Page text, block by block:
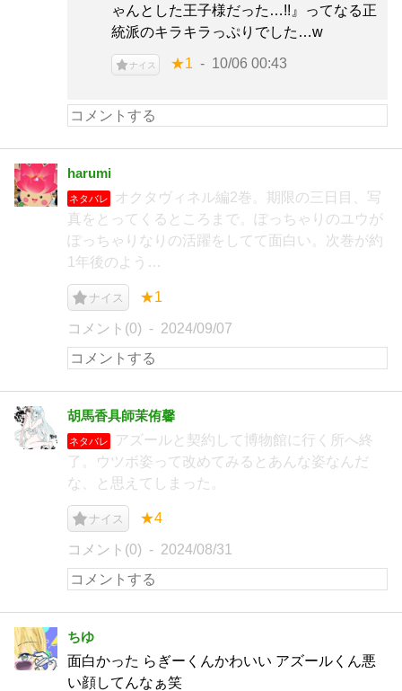
ゃんとした王子様だった…!!』ってなる正
統派のキラキラっぷりでした…w
ナイス ★1 10/06 00:43
harumi
ネタバレ
オクタヴィネル編2巻。期限の三日目、写
真をとってくるところまで。ぽっちゃりのユウが
ぽっちゃりなりの活躍をしてて面白い。次巻が約
1年後のよう…
ナイス ★1
コメント(0) 2024/09/07
胡馬香具師茉侑馨
ネタバレ
アズールと契約して博物館に行く所へ終
了。ウツボ姿って改めてみるとあんな姿なんだ
な、と思えてしまった。
ナイス ★4
コメント(0) 2024/08/31
ちゆ
面白かった らぎーくんかわいい アズールくん悪
い顔してんなぁ笑